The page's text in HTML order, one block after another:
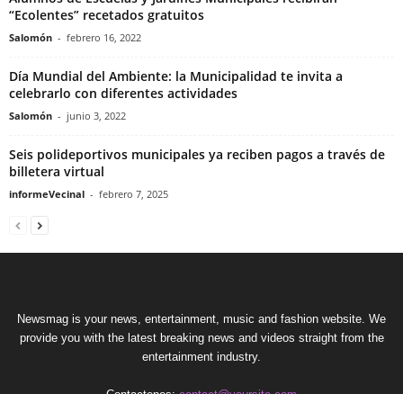
“Ecolentes” recetados gratuitos
Salomón - febrero 16, 2022
Día Mundial del Ambiente: la Municipalidad te invita a
celebrarlo con diferentes actividades
Salomón - junio 3, 2022
Seis polideportivos municipales ya reciben pagos a través de
billetera virtual
informeVecinal - febrero 7, 2025
Newsmag is your news, entertainment, music and fashion website. We
provide you with the latest breaking news and videos straight from the
entertainment industry.